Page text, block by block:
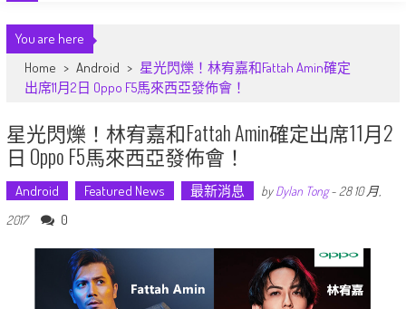
You are here
Home > Android > 星光閃爍！林宥嘉和Fattah Amin確定
出席11月2日 Oppo F5馬來西亞發佈會！
星光閃爍！林宥嘉和Fattah Amin確定出席11月2
日 Oppo F5馬來西亞發佈會！
Android Featured News 最新消息 byDylan Tong- 28 10 月,
2017
0